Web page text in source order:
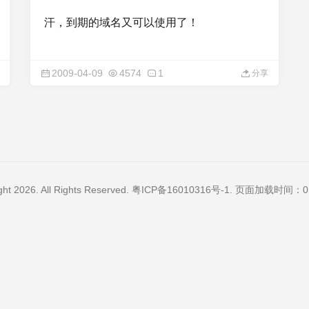
汗，到期的域名又可以使用了！
2009-04-09 4574 1 分享
2026. All Rights Reserved. 粤ICP备16010316号-1 . 页面加载时间：